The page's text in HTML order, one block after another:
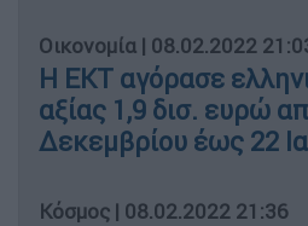
Οικονομία | 08.02.2022
Η ΕΚΤ αγόρασε
αξίας 1,9 δισ. ευρώ
Δεκεμβρίου έως 22
Κόσμος | 08.02.2022 21:36